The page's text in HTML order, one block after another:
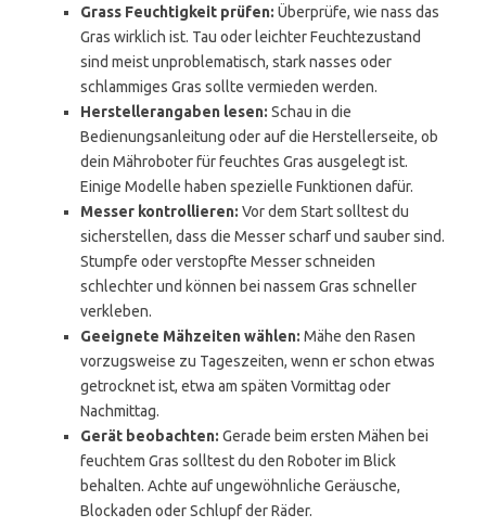
Grass Feuchtigkeit prüfen: Überprüfe, wie nass das
Gras wirklich ist. Tau oder leichter Feuchtezustand
sind meist unproblematisch, stark nasses oder
schlammiges Gras sollte vermieden werden.
Herstellerangaben lesen: Schau in die
Bedienungsanleitung oder auf die Herstellerseite, ob
dein Mähroboter für feuchtes Gras ausgelegt ist.
Einige Modelle haben spezielle Funktionen dafür.
Messer kontrollieren: Vor dem Start solltest du
sicherstellen, dass die Messer scharf und sauber sind.
Stumpfe oder verstopfte Messer schneiden
schlechter und können bei nassem Gras schneller
verkleben.
Geeignete Mähzeiten wählen: Mähe den Rasen
vorzugsweise zu Tageszeiten, wenn er schon etwas
getrocknet ist, etwa am späten Vormittag oder
Nachmittag.
Gerät beobachten: Gerade beim ersten Mähen bei
feuchtem Gras solltest du den Roboter im Blick
behalten. Achte auf ungewöhnliche Geräusche,
Blockaden oder Schlupf der Räder.